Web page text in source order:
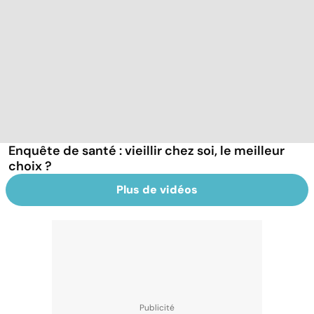
Enquête de santé : vieillir chez soi, le meilleur
choix ?
Plus de vidéos